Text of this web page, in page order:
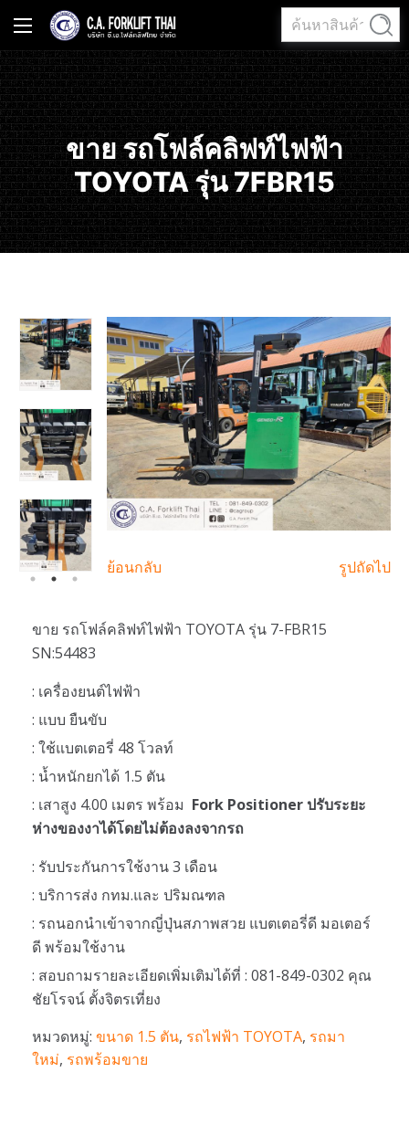
ค้นหา: ค้นหา
ขาย รถโฟล์คลิฟท์ไฟฟ้า
TOYOTA รุ่น 7FBR15
ย้อนกลับ รูปถัดไป
ขาย รถโฟล์คลิฟท์ไฟฟ้า TOYOTA รุ่น 7-FBR15
SN:54483
: เครื่องยนต์ไฟฟ้า
: แบบ ยืนขับ
: ใช้แบตเตอรี่ 48 โวลท์
: น้ำหนักยกได้ 1.5 ตัน
: เสาสูง 4.00 เมตร พร้อม Fork Positioner ปรับระยะ
ห่างของงาได้โดยไม่ต้องลงจากรถ
: รับประกันการใช้งาน 3 เดือน
: บริการส่ง กทม.และ ปริมณฑล
: รถนอกนำเข้าจากญี่ปุ่นสภาพสวย แบตเตอรี่ดี มอเตอร์
ดี พร้อมใช้งาน
: สอบถามรายละเอียดเพิ่มเติมได้ที่ : 081-849-0302 คุณ
ชัยโรจน์ ตั้งจิตรเที่ยง
หมวดหมู่: ขนาด 1.5 ตัน, รถไฟฟ้า TOYOTA, รถมา
ใหม่, รถพร้อมขาย